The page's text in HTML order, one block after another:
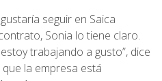
seguir en Saica
Sonia lo tiene claro.
trabajando a gusto”, dice
la empresa está